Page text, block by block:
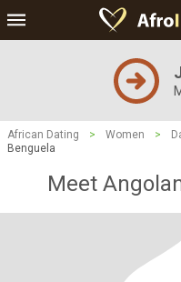
African Dating > Women >
Benguela
Meet